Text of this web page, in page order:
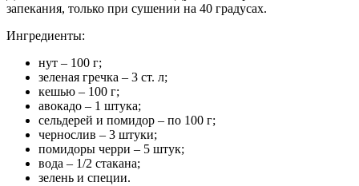
запекания, только при сушении на 40 градусах.
Ингредиенты:
нут – 100 г;
зеленая гречка – 3 ст. л;
кешью – 100 г;
авокадо – 1 штука;
сельдерей и помидор – по 100 г;
чернослив – 3 штуки;
помидоры черри – 5 штук;
вода – 1/2 стакана;
зелень и специи.